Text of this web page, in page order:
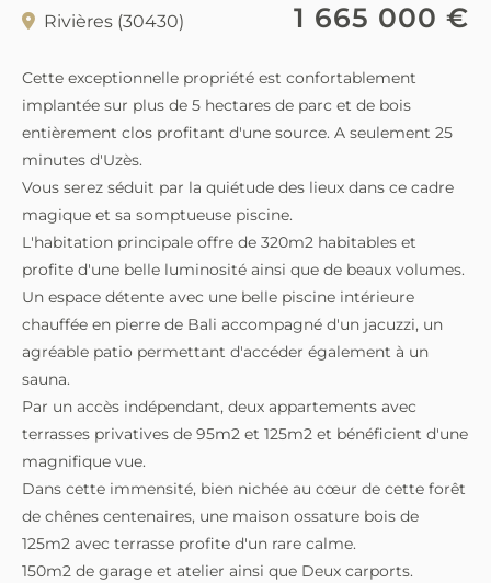
Rivières (30430) 1 665 000 €
Cette exceptionnelle propriété est confortablement
implantée sur plus de 5 hectares de parc et de bois
entièrement clos profitant d'une source. A seulement 25
minutes d'Uzès.
Vous serez séduit par la quiétude des lieux dans ce cadre
magique et sa somptueuse piscine.
L'habitation principale offre de 320m2 habitables et
profite d'une belle luminosité ainsi que de beaux volumes.
Un espace détente avec une belle piscine intérieure
chauffée en pierre de Bali accompagné d'un jacuzzi, un
agréable patio permettant d'accéder également à un
sauna.
Par un accès indépendant, deux appartements avec
terrasses privatives de 95m2 et 125m2 et bénéficient d'une
magnifique vue.
Dans cette immensité, bien nichée au cœur de cette forêt
de chênes centenaires, une maison ossature bois de
125m2 avec terrasse profite d'un rare calme.
150m2 de garage et atelier ainsi que Deux carports.